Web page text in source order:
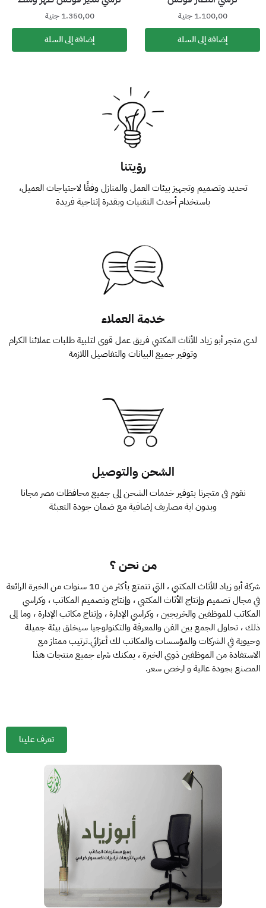
1.100,00 جنية
إضافة إلى السلة
1.350,00 جنية
إضافة إلى السلة
رؤيتنا
تحديد وتصميم وتجهيز بيئات العمل والمنازل وفقًا لاحتياجات العميل،
باستخدام أحدث التقنيات وبقدرة إنتاجية فريدة
خدمة العملاء
لدى متجر أبو زياد للأثاث المكتبي فريق عمل قوى لتلبية طلبات عملائنا الكرام
وتوفير جميع البيانات والتفاصيل اللازمة
الشحن والتوصيل
نقوم فى متجرنا بتوفير خدمات الشحن إلى جميع محافظات مصر مجانا
وبدون اية مصاريف إضافية مع ضمان جودة التعبئة
من نحن ؟
شركة أبو زياد للأثاث المكتبي ، التي تتمتع بأكثر من 10 سنوات من الخبرة الرائعة
في مجال تصميم وإنتاج الأثاث المكتبي ، وإنتاج وتصميم المكاتب ، وكراسي
المكاتب للموظفين والخريجين ، وكراسي الإدارة ، وإنتاج مكاتب الإدارة ، وما إلى
ذلك ، تحاول الجمع بين الفن والمعرفة والتكنولوجيا سيخلق بيئة جميلة
وحيوية في الشركات والمؤسسات والمكاتب لك أعزائي.ترتيب ممتاز مع
الاستفادة من الموظفين ذوي الخبرة ، يمكنك شراء جميع منتجات هذا
المصنع بجودة عالية و ارخص سعر.
تعرف علينا